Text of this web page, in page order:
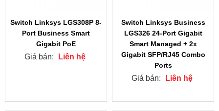
Switch Linksys LGS308P 8-
Port Business Smart
Gigabit PoE
Giá bán: Liên hệ
Switch Linksys Business
LGS326 24-Port Gigabit
Smart Managed + 2x
Gigabit SFP/RJ45 Combo
Ports
Giá bán: Liên hệ